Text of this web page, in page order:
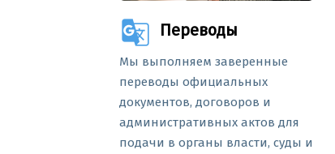
g_translate Переводы
Мы выполняем заверенные
переводы официальных
документов, договоров и
административных актов для
подачи в органы власти, суды и